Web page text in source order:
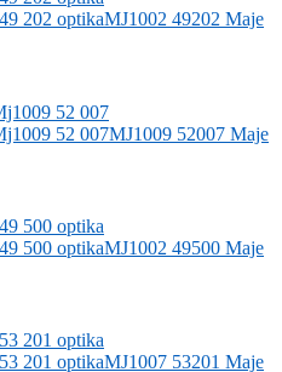
MJ1002 49202 Maje
MJ1009 52007 Maje
MJ1002 49500 Maje
MJ1007 53201 Maje